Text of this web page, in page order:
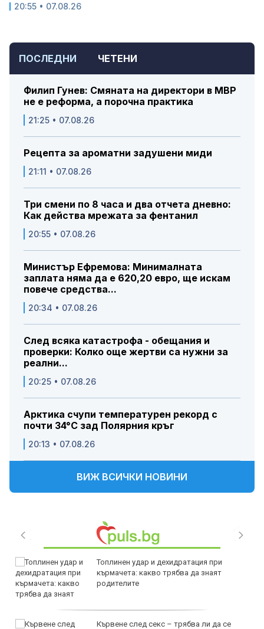
ПОСЛЕДНИ ЧЕТЕНИ
Филип Гунев: Смяната на директори в МВР
не е реформа, а порочна практика
21:25 • 07.08.26
Рецепта за ароматни задушени миди
21:11 • 07.08.26
Три смени по 8 часа и два отчета дневно:
Как действа мрежата за фентанил
20:55 • 07.08.26
Министър Ефремова: Минималната
заплата няма да е 620,20 евро, ще искам
повече средства...
20:34 • 07.08.26
След всяка катастрофа - обещания и
проверки: Колко още жертви са нужни за
реални...
20:25 • 07.08.26
Арктика счупи температурен рекорд с
почти 34°C зад Полярния кръг
20:13 • 07.08.26
ВИЖ ВСИЧКИ НОВИНИ
Топлинен удар и дехидратация при
кърмачета: какво трябва да знаят
родителите
Кървене след секс – трябва ли да се
20:55 • 07.08.26